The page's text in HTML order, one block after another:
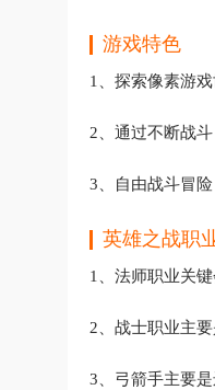
游戏特色
1、探索像素游
2、通过不断战
3、自由战斗冒
英雄之战职
1、法师职业关
2、战士职业主
3、弓箭手主要